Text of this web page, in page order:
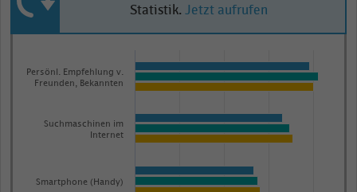
Statistik. Jetzt aufrufen
chart
with
chart
Persönl. Empfehlung v.
Freunden, Bekannten
Suchmaschinen im
Internet
Smartphone (Handy)